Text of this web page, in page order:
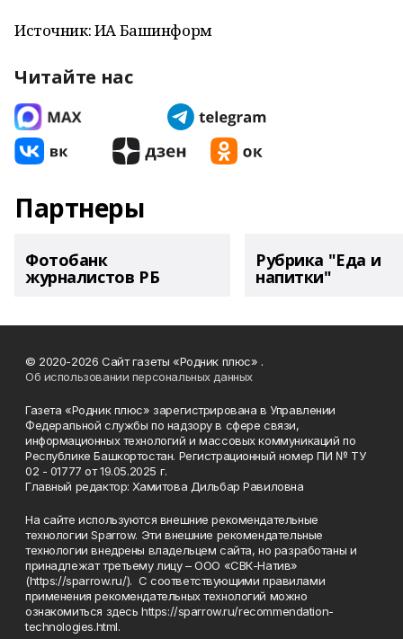
Источник: ИА Башинформ
Читайте нас
Партнеры
Фотобанк
журналистов РБ
Рубрика "Еда и
напитки"
© 2020-2026 Сайт газеты «Родник плюс» .
Об использовании персональных данных
Газета «Родник плюс» зарегистрирована в Управлении
Федеральной службы по надзору в сфере связи,
информационных технологий и массовых коммуникаций по
Республике Башкортостан. Регистрационный номер ПИ № ТУ
02 - 01777 от 19.05.2025 г.
Главный редактор: Хамитова Дильбар Равиловна
На сайте используются внешние рекомендательные
технологии Sparrow. Эти внешние рекомендательные
технологии внедрены владельцем сайта, но разработаны и
принадлежат третьему лицу – ООО «СВК-Натив»
(https://sparrow.ru/). С соответствующими правилами
применения рекомендательных технологий можно
ознакомиться здесь https://sparrow.ru/recommendation-
technologies.html.